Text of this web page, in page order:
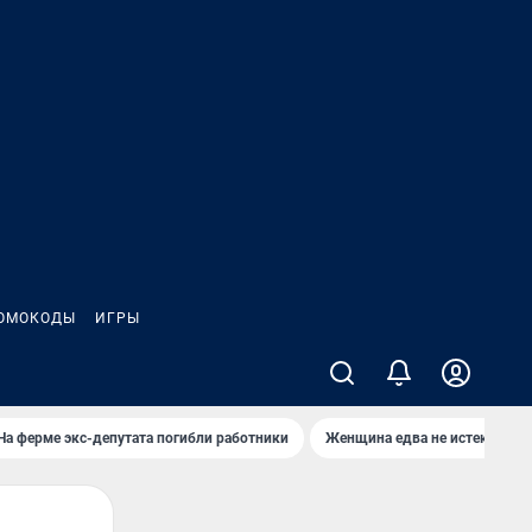
ИГРЫ
ферме экс-депутата погибли работники Женщина едва не истекла